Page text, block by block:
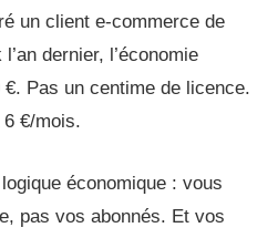
un client e-commerce de
dernier, l’économie
Pas un centime de licence.
6 €/mois.
économique : vous
pas vos abonnés. Et vos